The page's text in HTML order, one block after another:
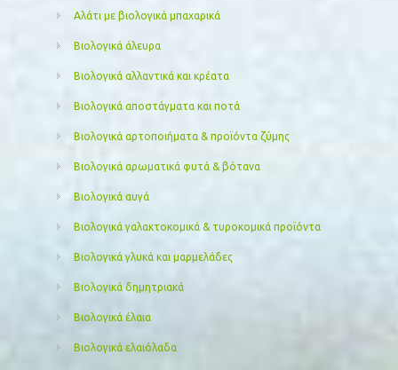
Αλάτι με βιολογικά μπαχαρικά
Βιολογικά άλευρα
Βιολογικά αλλαντικά και κρέατα
Βιολογικά αποστάγματα και ποτά
Βιολογικά αρτοποιήματα & προϊόντα ζύμης
Βιολογικά αρωματικά φυτά & βότανα
Βιολογικά αυγά
Βιολογικά γαλακτοκομικά & τυροκομικά προϊόντα
Βιολογικά γλυκά και μαρμελάδες
Βιολογικά δημητριακά
Βιολογικά έλαια
Βιολογικά ελαιόλαδα